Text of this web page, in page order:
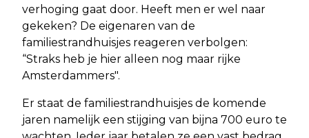
verhoging gaat door. Heeft men er wel naar
gekeken? De eigenaren van de
familiestrandhuisjes reageren verbolgen:
“Straks heb je hier alleen nog maar rijke
Amsterdammers".
Er staat de familiestrandhuisjes de komende
jaren namelijk een stijging van bijna 700 euro te